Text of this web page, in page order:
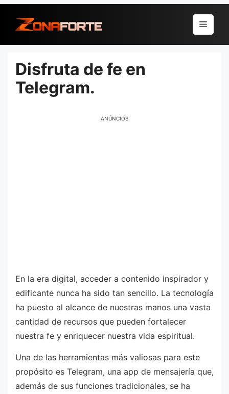
para
conteúdo
Menu
Disfruta de fe en
Telegram.
ANÚNCIOS
En la era digital, acceder a contenido inspirador y
edificante nunca ha sido tan sencillo. La tecnología
ha puesto al alcance de nuestras manos una vasta
cantidad de recursos que pueden fortalecer
nuestra fe y enriquecer nuestra vida espiritual.
Una de las herramientas más valiosas para este
propósito es Telegram, una app de mensajería que,
además de sus funciones tradicionales, se ha